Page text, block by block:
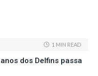
1 MIN READ
dos Delfins passa